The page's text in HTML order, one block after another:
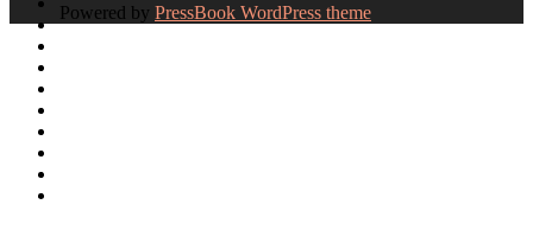
Powered by PressBook WordPress theme